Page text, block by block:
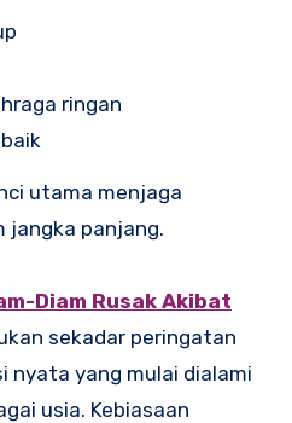
ringan
utama menjaga
jangka panjang.
Diam Rusak Akibat
sekadar peringatan
nyata yang mulai dialami
usia. Kebiasaan